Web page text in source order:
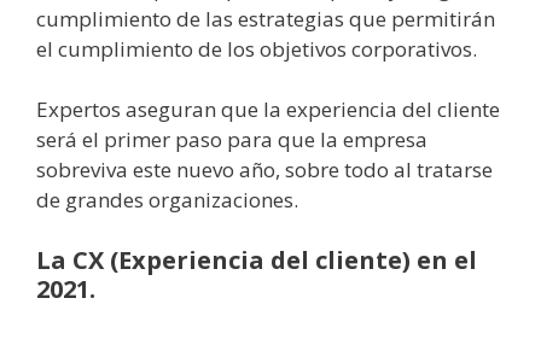
cumplimiento de las estrategias que permitirán
el cumplimiento de los objetivos corporativos.
Expertos aseguran que la experiencia del cliente
será el primer paso para que la empresa
sobreviva este nuevo año, sobre todo al tratarse
de grandes organizaciones.
La CX (Experiencia del cliente) en el
2021.